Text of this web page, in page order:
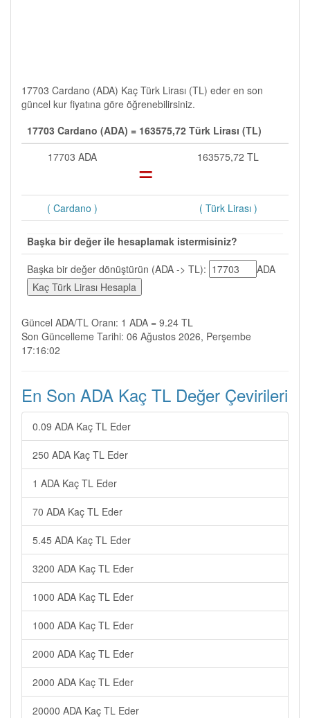
17703 Cardano (ADA) Kaç Türk Lirası (TL) eder en son
güncel kur fiyatına göre öğrenebilirsiniz.
17703 Cardano (ADA) = 163575,72 Türk Lirası (TL)
17703 ADA
= 163575,72 TL
( Cardano ) ( Türk Lirası )
Başka bir değer ile hesaplamak istermisiniz?
Başka bir değer dönüştürün (ADA -> TL):
ADA
Güncel ADA/TL Oranı: 1 ADA = 9.24 TL
Son Güncelleme Tarihi: 06 Ağustos 2026, Perşembe
17:16:02
En Son ADA Kaç TL Değer Çevirileri
0.09 ADA Kaç TL Eder
250 ADA Kaç TL Eder
1 ADA Kaç TL Eder
70 ADA Kaç TL Eder
5.45 ADA Kaç TL Eder
3200 ADA Kaç TL Eder
1000 ADA Kaç TL Eder
1000 ADA Kaç TL Eder
2000 ADA Kaç TL Eder
2000 ADA Kaç TL Eder
20000 ADA Kaç TL Eder